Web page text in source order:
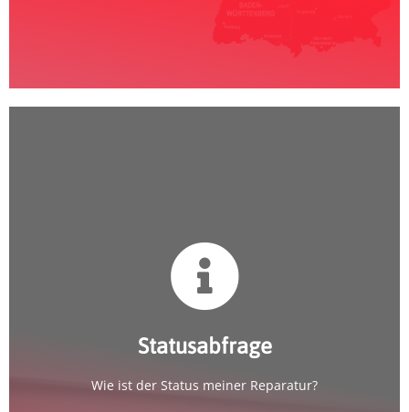
Statusabfrage
Wie ist der Status meiner Reparatur?